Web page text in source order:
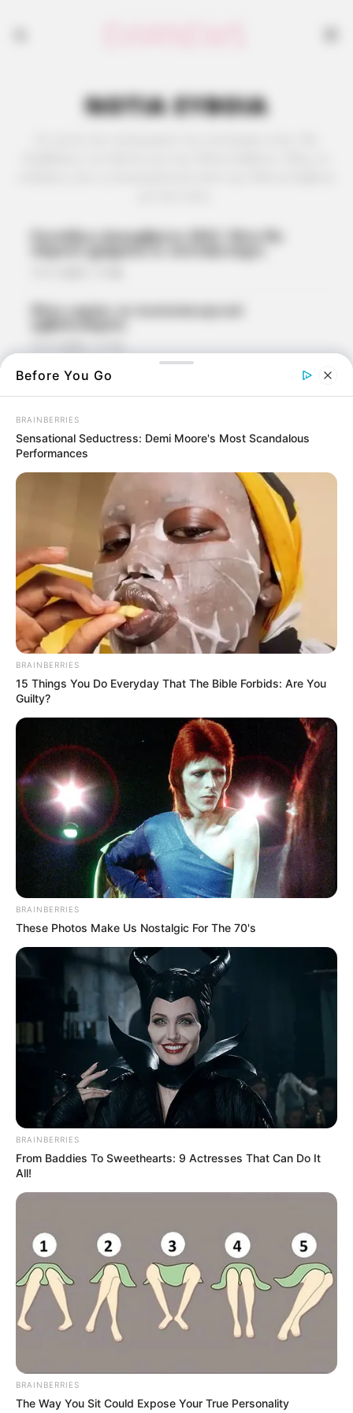
ΝΟΤΙΑ ΕΥΒΟΙΑ
Συντάξεις Δεκεμβρίου 2021: Πότε θα
πάρουν χρήματα οι συνταξιούχοι
Πότε ισχύει το πιστοποιητικό
Πληρωμή συνεργασία Νοεμβρίου 2021:
Πότε θα γίνει;
16.11.2021, 12:21
17 Νοεμβρίου αργία: Ποιοι δεν
δουλεύουν;
16.11.2021, 10:29
Πότε ανοίγει η πλατφόρμα για το
κοινωνικό μέρισμα 2021
15.11.2021, 23:55
ΟΒΑ 2021 αποτελέσματα ονόματα:
Αυξάνεται ο αριθμός των οπλιτών
15.11.2021, 19:47
Τέλη κυκλοφορίας 2022: Πως κάνουμε
εκτύπωση;
15.11.2021, 08:50
Πότε μπαίνει το δώρο Χριστουγέννων
2021; [Ημερομηνία]
14.11.2021, 23:29
Πότε πληρώνονται οι συντάξεις
Δεκεμβρίου 2021;
14.11.2021, 22:55
Προκήρυξη ΑΑΔΕ: Πότε θα βγει
13.11.2021, 08:46
… 145 146
… 186
ΤΑΥΤΟΤΗΤΑ ΚΑΙ ΕΠΙΚΟΙΝΩΝΙΑ ΟΡΟΙ ΧΡΗΣΗΣ
Before You Go
BRAINBERRIES
Sensational Seductress: Demi Moore's Most Scandalous
Performances
BRAINBERRIES
15 Things You Do Everyday That The Bible Forbids: Are You
Guilty?
BRAINBERRIES
These Photos Make Us Nostalgic For The 70's
BRAINBERRIES
From Baddies To Sweethearts: 9 Actresses That Can Do It
All!
BRAINBERRIES
The Way You Sit Could Expose Your True Personality